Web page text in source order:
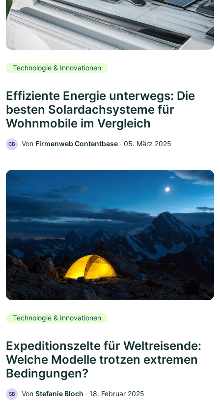
Technologie & Innovationen
Effiziente Energie unterwegs: Die
besten Solardachsysteme für
Wohnmobile im Vergleich
CB Von Firmenweb Contentbase ‧ 05. März 2025
Technologie & Innovationen
Expeditionszelte für Weltreisende:
Welche Modelle trotzen extremen
Bedingungen?
SB Von Stefanie Bloch ‧ 18. Februar 2025